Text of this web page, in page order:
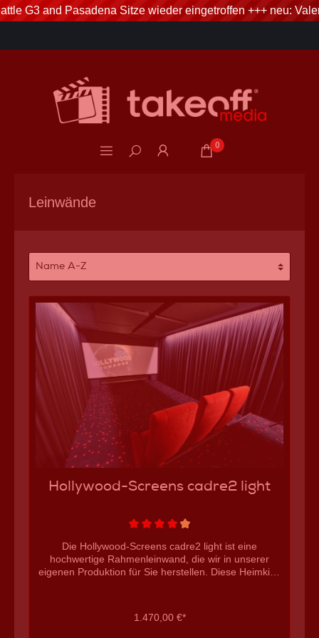
3% Skonto bei Vorkasse via Banküberweisung
G3 and Pasadena Sitze wieder eingetroffen +++ neu:
0
Leinwände
Hollywood-Screens cadre2 light
Die Hollywood-Screens cadre2 light ist eine
hochwertige Rahmenleinwand, die wir in unserer
eigenen Produktion für Sie herstellen. Diese Heimkino
erhalten Sie auf Maß, ohne Mehrpreis. Suchen Sie
1.470,00 €*